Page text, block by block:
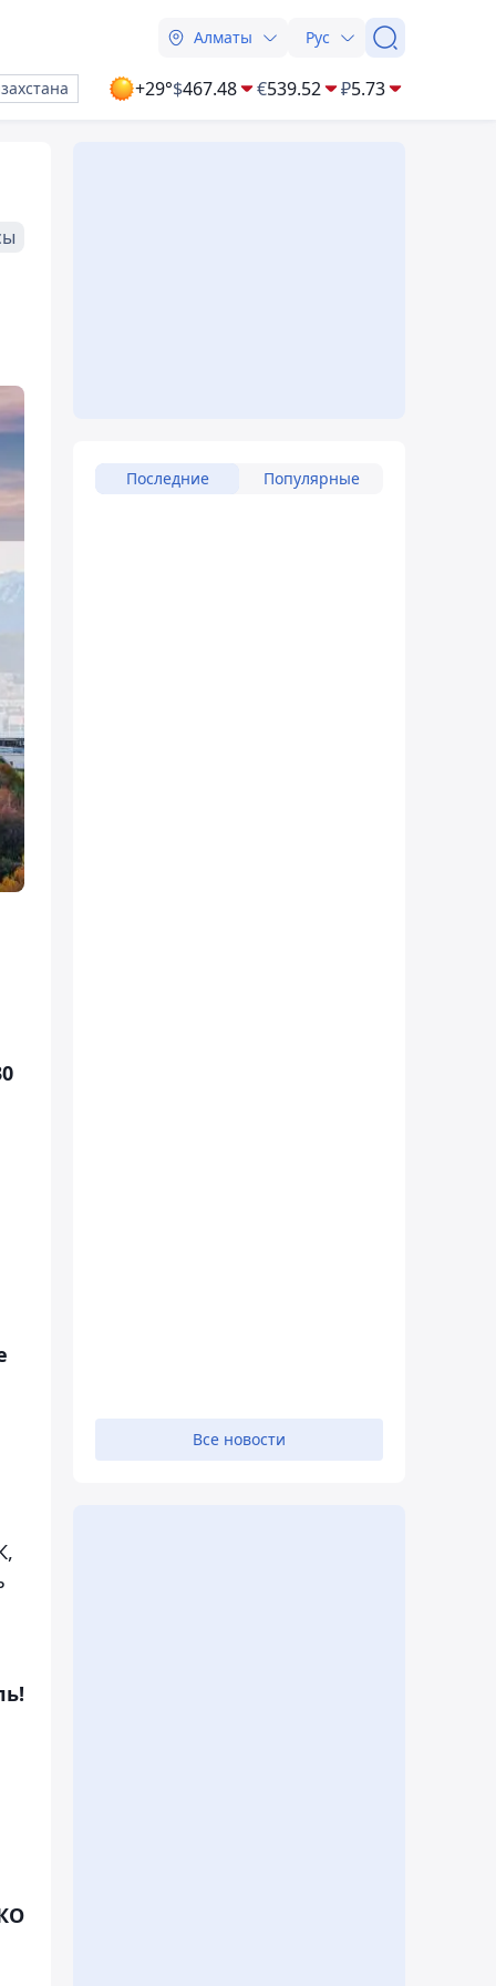
Алматы Рус
+29°$467.48 €539.52 ₽5.73
Последние Популярные
Все новости